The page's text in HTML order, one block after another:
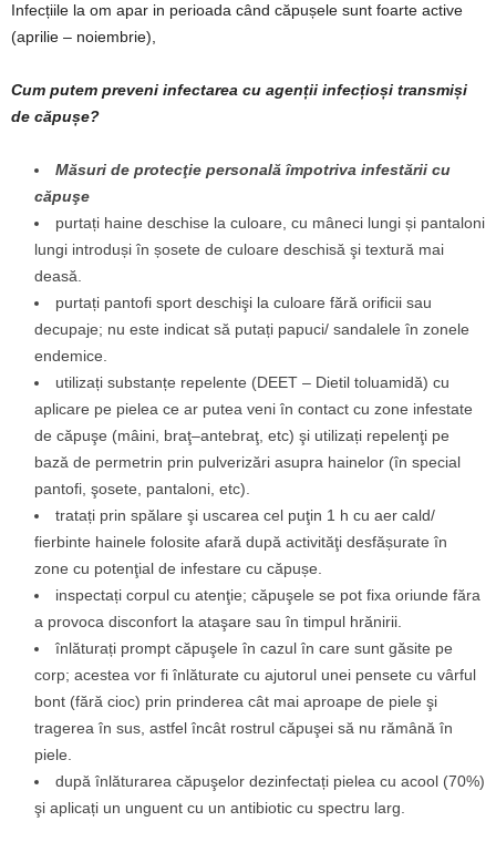
Infecțiile la om apar in perioada când căpușele sunt foarte active
(aprilie – noiembrie),
Cum putem preveni infectarea cu agenții infecțioși transmiși
de căpușe?
Măsuri de protecţie personală împotriva infestării cu
căpuşe
purtați haine deschise la culoare, cu mâneci lungi și pantaloni
lungi introduși în șosete de culoare deschisă şi textură mai
deasă.
purtați pantofi sport deschişi la culoare fără orificii sau
decupaje; nu este indicat să putați papuci/ sandalele în zonele
endemice.
utilizați substanțe repelente (DEET – Dietil toluamidă) cu
aplicare pe pielea ce ar putea veni în contact cu zone infestate
de căpuşe (mâini, braţ–antebraţ, etc) şi utilizați repelenţi pe
bază de permetrin prin pulverizări asupra hainelor (în special
pantofi, şosete, pantaloni, etc).
tratați prin spălare şi uscarea cel puţin 1 h cu aer cald/
fierbinte hainele folosite afară după activităţi desfășurate în
zone cu potenţial de infestare cu căpușe.
inspectați corpul cu atenţie; căpuşele se pot fixa oriunde făra
a provoca disconfort la ataşare sau în timpul hrănirii.
înlăturați prompt căpuşele în cazul în care sunt găsite pe
corp; acestea vor fi înlăturate cu ajutorul unei pensete cu vârful
bont (fără cioc) prin prinderea cât mai aproape de piele şi
tragerea în sus, astfel încât rostrul căpuşei să nu rămână în
piele.
după înlăturarea căpuşelor dezinfectați pielea cu acool (70%)
şi aplicați un unguent cu un antibiotic cu spectru larg.